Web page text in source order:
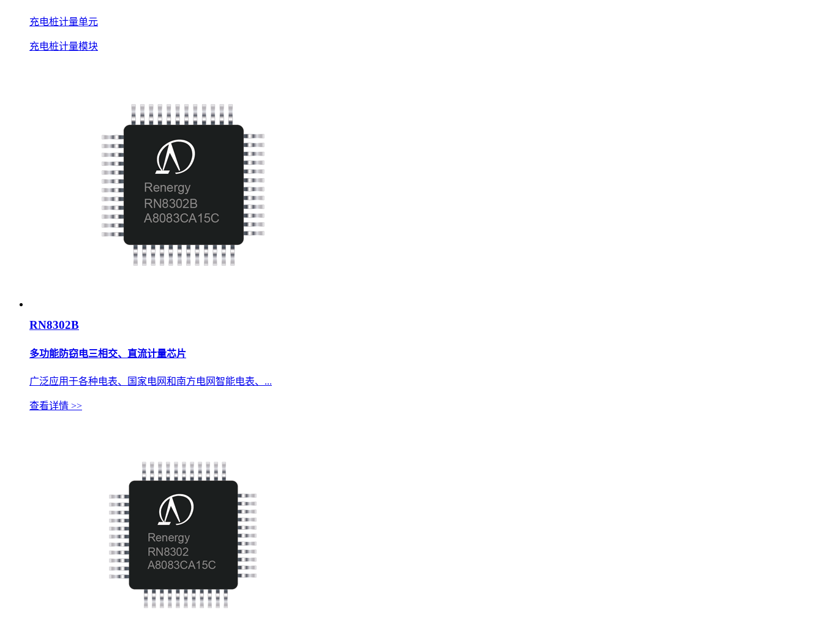
充电桩计量单元
充电桩计量模块
RN8302B
多功能防窃电三相交、直流计量芯片
广泛应用于各种电表、国家电网和南方电网智能电表、...
查看详情 >>